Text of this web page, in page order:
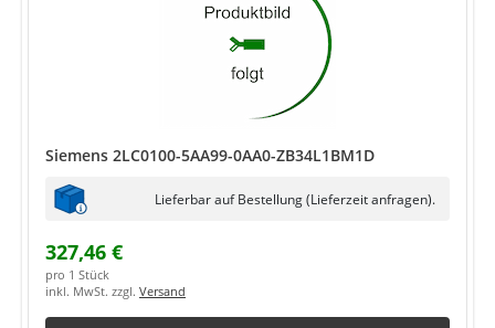
Siemens 2LC0100-5AA99-0AA0-ZB34L1BM1D
Lieferbar auf Bestellung (Lieferzeit anfragen).
327,46 €
pro 1 Stück
inkl. MwSt. zzgl. Versand